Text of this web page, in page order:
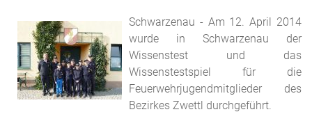
Schwarzenau - Am 12. April 2014
wurde in Schwarzenau der
Wissenstest und das
Wissenstestspiel für die
Feuerwehrjugendmitglieder des
Bezirkes Zwettl durchgeführt.